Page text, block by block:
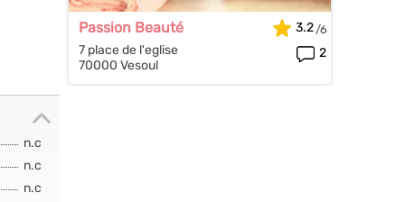
n.c
n.c
n.c
Passion Beauté
7 place de l'eglise
70000 Vesoul
3.2
2